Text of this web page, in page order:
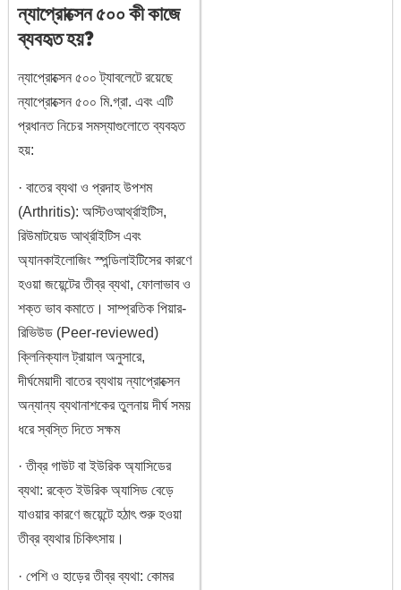
ন্যাপ্রোক্সেন ৫০০ কী কাজে
ব্যবহৃত হয়?
ন্যাপ্রোক্সেন ৫০০ ট্যাবলেটে রয়েছে
ন্যাপ্রোক্সেন ৫০০ মি.গ্রা. এবং এটি
প্রধানত নিচের সমস্যাগুলোতে ব্যবহৃত
হয়:
· বাতের ব্যথা ও প্রদাহ উপশম
(Arthritis): অস্টিওআর্থ্রাইটিস,
রিউমাটয়েড আর্থ্রাইটিস এবং
অ্যানকাইলোজিং স্পন্ডিলাইটিসের কারণে
হওয়া জয়েন্টের তীব্র ব্যথা, ফোলাভাব ও
শক্ত ভাব কমাতে। সাম্প্রতিক পিয়ার-
রিভিউড (Peer-reviewed)
ক্লিনিক্যাল ট্রায়াল অনুসারে,
দীর্ঘমেয়াদী বাতের ব্যথায় ন্যাপ্রোক্সেন
অন্যান্য ব্যথানাশকের তুলনায় দীর্ঘ সময়
ধরে স্বস্তি দিতে সক্ষম
· তীব্র গাউট বা ইউরিক অ্যাসিডের
ব্যথা: রক্তে ইউরিক অ্যাসিড বেড়ে
যাওয়ার কারণে জয়েন্টে হঠাৎ শুরু হওয়া
তীব্র ব্যথার চিকিৎসায়।
· পেশি ও হাড়ের তীব্র ব্যথা: কোমর